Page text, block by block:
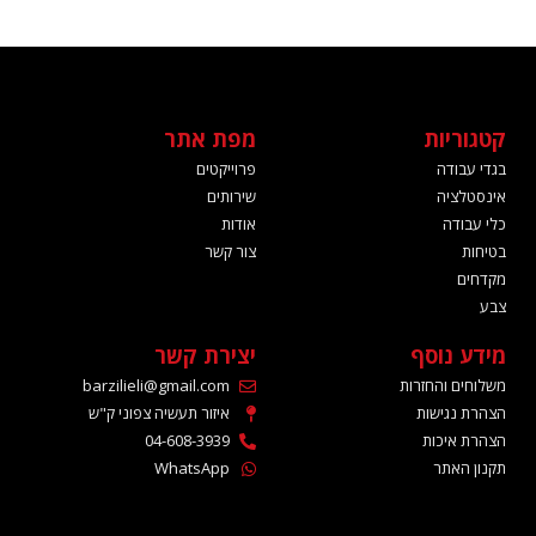
האפשרויות
קטגוריות
בגדי עבודה
אינסטלציה
כלי עבודה
בטיחות
מקדחים
צבע
מפת אתר
פרוייקטים
שירותים
אודות
צור קשר
מידע נוסף
משלוחים והחזרות
הצהרת נגישות
הצהרת איכות
תקנון האתר
יצירת קשר
barzilieli@gmail.com
איזור תעשיה צפוני ק"ש
04-608-3939
WhatsApp